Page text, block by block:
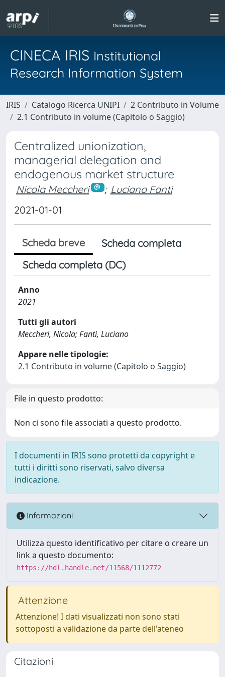
CINECA IRIS Institutional
Research Information System
IRIS Catalogo Ricerca UNIPI
2 Contributo in Volume
2.1 Contributo in volume (Capitolo o Saggio)
Centralized unionization,
managerial delegation and
endogenous market structure
Nicola Meccheri ; Luciano Fanti
2021-01-01
Scheda breve
Scheda completa
Scheda completa (DC)
Anno
2021
Tutti gli autori
Meccheri, Nicola; Fanti, Luciano
Appare nelle tipologie:
2.1 Contributo in volume (Capitolo o Saggio)
File in questo prodotto:
Non ci sono file associati a questo prodotto.
I documenti in IRIS sono protetti da copyright e
tutti i diritti sono riservati, salvo diversa
indicazione.
Informazioni
Utilizza questo identificativo per citare o creare un
link a questo documento:
https://hdl.handle.net/11568/1112772
Attenzione
Attenzione! I dati visualizzati non sono stati
sottoposti a validazione da parte dell'ateneo
Citazioni